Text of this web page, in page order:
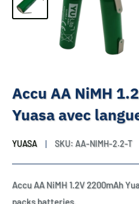
Accu AA NiMH
Yuasa avec
YUASA SKU: AA-NIMH-2.2-T
Accu AA NiMH 1.2V 2200mAh
packs batteries.